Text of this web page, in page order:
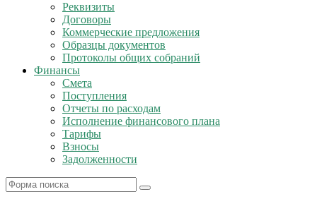
Реквизиты
Договоры
Коммерческие предложения
Образцы документов
Протоколы общих собраний
Финансы
Смета
Поступления
Отчеты по расходам
Исполнение финансового плана
Тарифы
Взносы
Задолженности
Search